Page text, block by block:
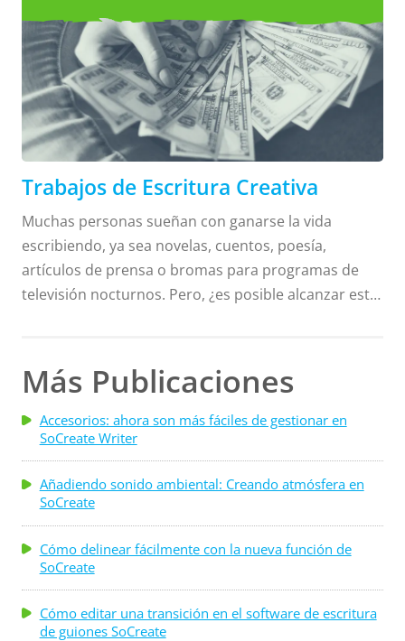
las preguntas a la dirección de correo electrónico
proporcionada para cada listado de pasantías.
¿Quieres incluir una oportunidad de pasantía?
¡Comenta a continuación tu listado y lo agregaremos
a nuestra página con la próxima actualización!
Trabajos de Escritura Creativa
Trabajos de Escritura Creativa
Muchas personas sueñan con ganarse la vida
escribiendo, ya sea novelas, cuentos, poesía,
artículos de prensa o bromas para programas de
televisión nocturnos. Pero, ¿es posible alcanzar este
creativa. Este blog explorará algunos de los
principales empleos de escritura creativa y sus
salarios correspondientes. Ya no tiene vigencia el
estereotipo del escritor pobre. Con la experiencia
adecuada para el trabajo de escritor que buscas,
fácilmente puedes ganarte la vida escribiendo, y lo
que es mejor, puedes . . .
Más Publicaciones
Accesorios: ahora son más fáciles de gestionar en
SoCreate Writer
Añadiendo sonido ambiental: Creando atmósfera en
SoCreate
Cómo delinear fácilmente con la nueva función de
SoCreate
Cómo editar una transición en el software de escritura
de guiones SoCreate